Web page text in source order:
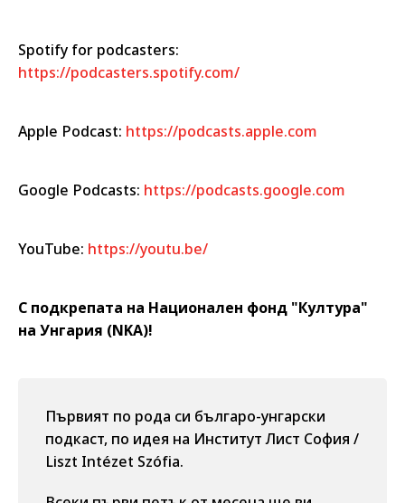
Spotify for podcasters:
https://podcasters.spotify.com/
Apple Podcast: https://podcasts.apple.com
Google Podcasts: https://podcasts.google.com
YouTube: https://youtu.be/
С подкрепата на Национален фонд "Култура"
на Унгария (NKA)!
Първият по рода си българо-унгарски
подкаст, по идея на Институт Лист София /
Liszt Intézet Szófia.